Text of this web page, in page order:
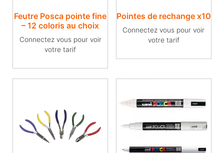
Feutre Posca pointe fine
– 12 coloris au choix
Connectez vous pour voir
votre tarif
Pointes de rechange x10
Connectez vous pour voir
votre tarif